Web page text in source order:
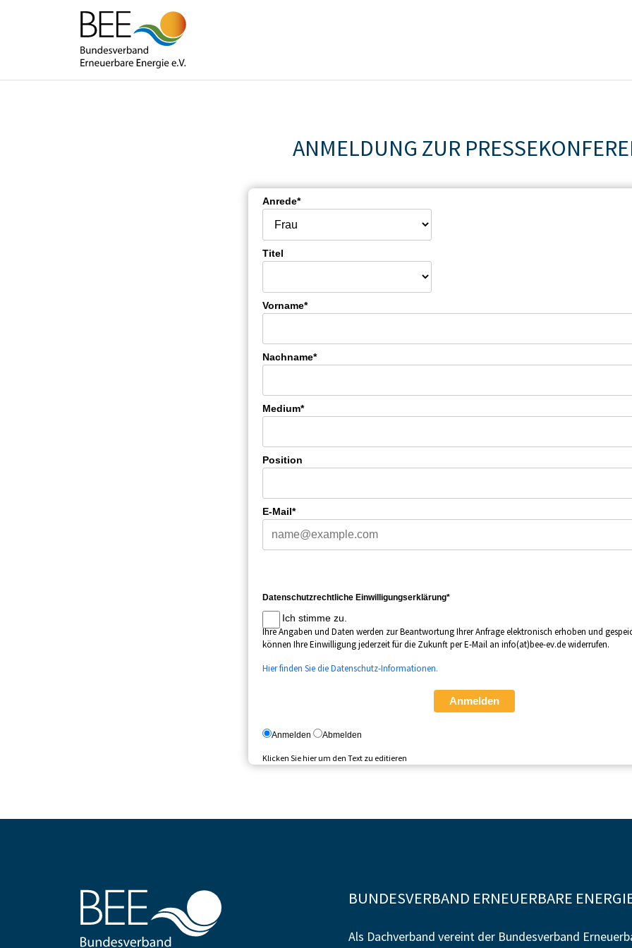
ANMELDUNG ZUR
Anrede*
Titel
Vorname*
Nachname*
Medium*
Position
E-Mail*
Datenschutzrechtliche Einwilligungserklärung*
Ich stimme zu.
Ihre Angaben und Daten werden zur Beantwortung Ihrer Anfrage elektronisch erhoben und
können Ihre Einwilligung jederzeit für die Zukunft per E-Mail an info(at)bee-ev.dewiderrufen.
Hier finden Sie die Datenschutz-Informationen.
Anmelden
Anmelden Abmelden
Klicken Sie hier um den Text zu editieren
BUNDESVERBAND ERNEUERBARE
Als Dachverband vereint der Bundesverband